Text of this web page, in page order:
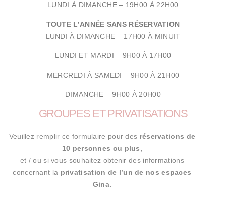
LUNDI À DIMANCHE – 19H00 À 22H00
TOUTE L’ANNÉE SANS RÉSERVATION
LUNDI À DIMANCHE – 17H00 À MINUIT
LUNDI ET MARDI – 9H00 À 17H00
MERCREDI À SAMEDI – 9H00 À 21H00
DIMANCHE – 9H00 À 20H00
GROUPES ET PRIVATISATIONS
Veuillez remplir ce formulaire pour des réservations de
10 personnes ou plus,
et / ou si vous souhaitez obtenir des informations
concernant la privatisation de l’un de nos espaces
Gina.